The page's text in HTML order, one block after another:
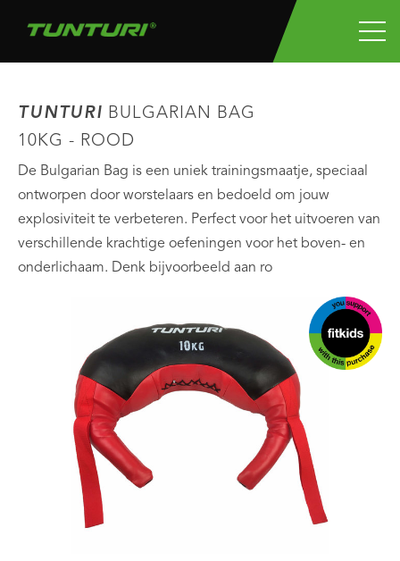
TUNTURI BULGARIAN BAG
10KG - ROOD
De Bulgarian Bag is een uniek trainingsmaatje, speciaal
ontworpen door worstelaars en bedoeld om jouw
explosiviteit te verbeteren. Perfect voor het uitvoeren van
verschillende krachtige oefeningen voor het boven- en
onderlichaam. Denk bijvoorbeeld aan ro